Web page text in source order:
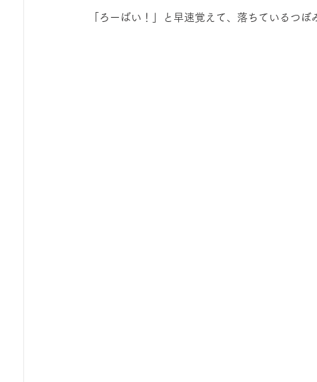
「ろーばい！」と早速覚えて、落ちているつ